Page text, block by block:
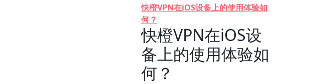
快橙VPN在iOS设备上的使用体验如
何？
快橙VPN在iOS设
备上的使用体验如
何？